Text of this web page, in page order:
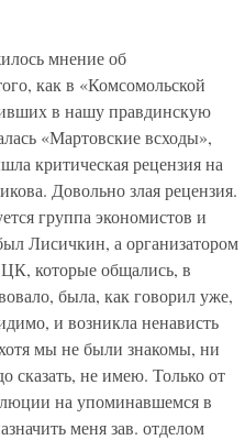
мнение об
как в «Комсомольской
в нашу правдинскую
«Мартовские всходы»,
критическая рецензия на
Довольно злая рецензия.
группа экономистов и
Лисичкин, а организатором
которые общались, в
была, как говорил уже,
и возникла ненависть
мы не были знакомы, ни
сказать, не имею. Только от
на упоминавшемся в
меня зав. отделом